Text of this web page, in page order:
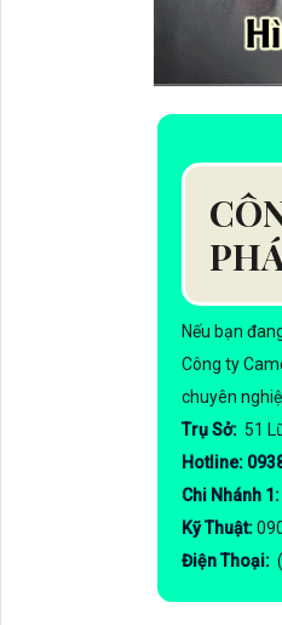
Nếu bạn
Công ty
chuyên
Trụ Sở: 51
Hotline:
Chi Nhánh 1:
Kỹ Thuật:
Điện Thoại: